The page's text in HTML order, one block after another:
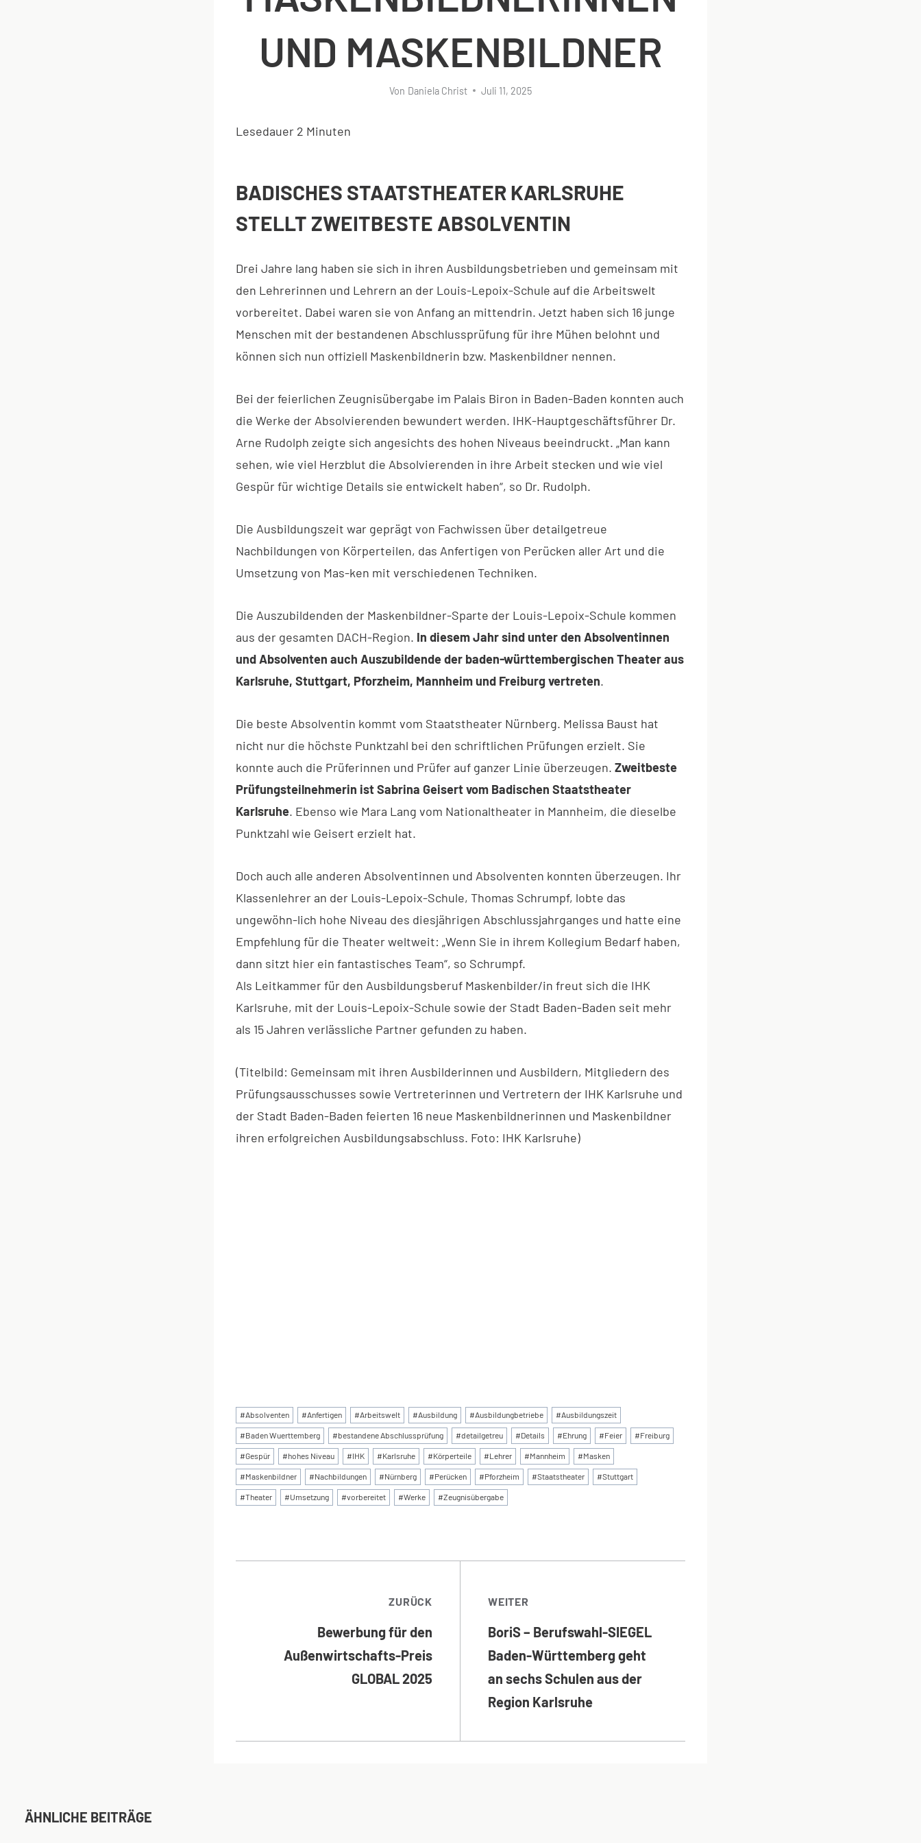
UND MASKENBILDNER
Von Daniela Christ Juli 11, 2025
Lesedauer 2 Minuten
BADISCHES STAATSTHEATER KARLSRUHE
STELLT ZWEITBESTE ABSOLVENTIN
Drei Jahre lang haben sie sich in ihren Ausbildungsbetrieben und gemeinsam mit
den Lehrerinnen und Lehrern an der Louis-Lepoix-Schule auf die Arbeitswelt
vorbereitet. Dabei waren sie von Anfang an mittendrin. Jetzt haben sich 16 junge
Menschen mit der bestandenen Abschlussprüfung für ihre Mühen belohnt und
können sich nun offiziell Maskenbildnerin bzw. Maskenbildner nennen.
Bei der feierlichen Zeugnisübergabe im Palais Biron in Baden-Baden konnten auch
die Werke der Absolvierenden bewundert werden. IHK-Hauptgeschäftsführer Dr.
Arne Rudolph zeigte sich angesichts des hohen Niveaus beeindruckt. „Man kann
sehen, wie viel Herzblut die Absolvierenden in ihre Arbeit stecken und wie viel
Gespür für wichtige Details sie entwickelt haben“, so Dr. Rudolph.
Die Ausbildungszeit war geprägt von Fachwissen über detailgetreue
Nachbildungen von Körperteilen, das Anfertigen von Perücken aller Art und die
Umsetzung von Mas-ken mit verschiedenen Techniken.
Die Auszubildenden der Maskenbildner-Sparte der Louis-Lepoix-Schule kommen
aus der gesamten DACH-Region. In diesem Jahr sind unter den Absolventinnen
und Absolventen auch Auszubildende der baden-württembergischen Theater aus
Karlsruhe, Stuttgart, Pforzheim, Mannheim und Freiburg vertreten.
Die beste Absolventin kommt vom Staatstheater Nürnberg. Melissa Baust hat
nicht nur die höchste Punktzahl bei den schriftlichen Prüfungen erzielt. Sie
konnte auch die Prüferinnen und Prüfer auf ganzer Linie überzeugen. Zweitbeste
Prüfungsteilnehmerin ist Sabrina Geisert vom Badischen Staatstheater
Karlsruhe. Ebenso wie Mara Lang vom Nationaltheater in Mannheim, die dieselbe
Punktzahl wie Geisert erzielt hat.
Doch auch alle anderen Absolventinnen und Absolventen konnten überzeugen. Ihr
Klassenlehrer an der Louis-Lepoix-Schule, Thomas Schrumpf, lobte das
ungewöhn-lich hohe Niveau des diesjährigen Abschlussjahrganges und hatte eine
Empfehlung für die Theater weltweit: „Wenn Sie in ihrem Kollegium Bedarf haben,
dann sitzt hier ein fantastisches Team“, so Schrumpf.
Als Leitkammer für den Ausbildungsberuf Maskenbilder/in freut sich die IHK
Karlsruhe, mit der Louis-Lepoix-Schule sowie der Stadt Baden-Baden seit mehr
als 15 Jahren verlässliche Partner gefunden zu haben.
(Titelbild: Gemeinsam mit ihren Ausbilderinnen und Ausbildern, Mitgliedern des
Prüfungsausschusses sowie Vertreterinnen und Vertretern der IHK Karlsruhe und
der Stadt Baden-Baden feierten 16 neue Maskenbildnerinnen und Maskenbildner
ihren erfolgreichen Ausbildungsabschluss. Foto: IHK Karlsruhe)
Schlagworte:
#Absolventen #Anfertigen #Arbeitswelt #Ausbildung #Ausbildungbetriebe #Ausbildungszeit
#Baden Wuerttemberg #bestandene Abschlussprüfung #detailgetreu #Details #Ehrung #Feier #Freiburg
#Gespür #hohes Niveau #IHK #Karlsruhe #Körperteile #Lehrer #Mannheim #Masken
#Maskenbildner #Nachbildungen #Nürnberg #Perücken #Pforzheim #Staatstheater #Stuttgart
#Theater #Umsetzung #vorbereitet #Werke #Zeugnisübergabe
BEITRAGSNAVIGATION
ZURÜCK
Bewerbung für den
Außenwirtschafts-Preis
GLOBAL 2025
WEITER
BoriS – Berufswahl-SIEGEL
Baden-Württemberg geht
an sechs Schulen aus der
Region Karlsruhe
ÄHNLICHE BEITRÄGE